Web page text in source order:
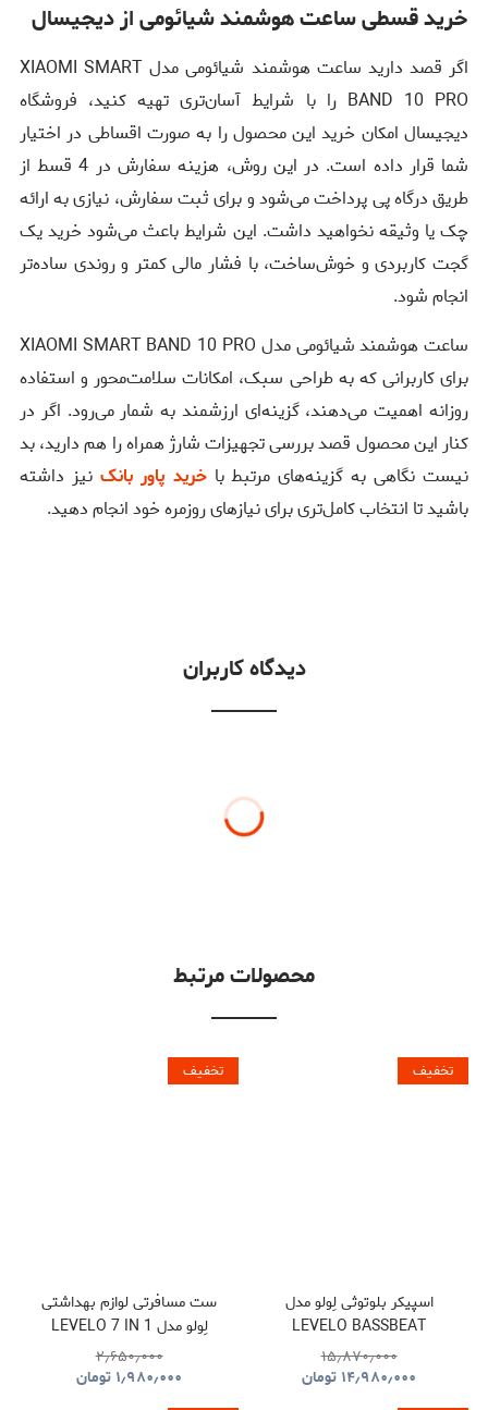
خرید قسطی ساعت هوشمند شیائومی از دیجیسال
اگر قصد دارید ساعت هوشمند شیائومی مدل XIAOMI SMART
BAND 10 PRO را با شرایط آسان‌تری تهیه کنید، فروشگاه
دیجیسال امکان خرید این محصول را به صورت اقساطی در اختیار
شما قرار داده است. در این روش، هزینه سفارش در 4 قسط از
طریق درگاه پی پرداخت می‌شود و برای ثبت سفارش، نیازی به ارائه
چک یا وثیقه نخواهید داشت. این شرایط باعث می‌شود خرید یک
گجت کاربردی و خوش‌ساخت، با فشار مالی کمتر و روندی ساده‌تر
انجام شود.
ساعت هوشمند شیائومی مدل XIAOMI SMART BAND 10 PRO
برای کاربرانی که به طراحی سبک، امکانات سلامت‌محور و استفاده
روزانه اهمیت می‌دهند، گزینه‌ای ارزشمند به شمار می‌رود. اگر در
کنار این محصول قصد بررسی تجهیزات شارژ همراه را هم دارید، بد
نیست نگاهی به گزینه‌های مرتبط با خرید پاور بانک نیز داشته
باشید تا انتخاب کامل‌تری برای نیازهای روزمره خود انجام دهید.
دیدگاه کاربران
محصولات مرتبط
تخفیف
اسپیکر بلوتوثی لِولو مدل
LEVELO BASSBEAT
PORTABLE SPEAKER WITH
LED DISPLAY
۱۵٫۸۷۰٫۰۰۰
۱۴٫۹۸۰٫۰۰۰ تومان
تخفیف
ست مسافرتی لوازم بهداشتی
لِولو مدل LEVELO 7 IN 1
TRAVEL ESSENTIAL KIT
NOMAD
۲٫۶۵۰٫۰۰۰
۱٫۹۸۰٫۰۰۰ تومان